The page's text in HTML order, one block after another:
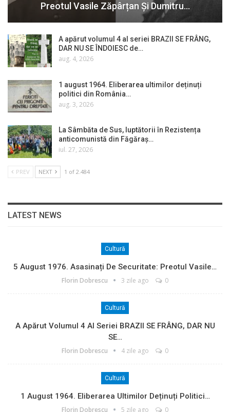
Preotul Vasile Zăpârțan Și Dumitru…
A apărut volumul 4 al seriei BRAZII SE FRÂNG,
DAR NU SE ÎNDOIESC de…
aug. 4, 2026
1 august 1964. Eliberarea ultimilor deținuți
politici din România…
aug. 3, 2026
La Sâmbăta de Sus, luptătorii în Rezistența
anticomunistă din Făgăraș…
iul. 27, 2026
PREV NEXT 1 of 2.484
LATEST NEWS
Cultură
5 August 1976. Asasinați De Securitate: Preotul Vasile…
Florin Dobrescu 3 zile ago 0
Cultură
A Apărut Volumul 4 Al Seriei BRAZII SE FRÂNG, DAR NU
SE…
Florin Dobrescu 4 zile ago 0
Cultură
1 August 1964. Eliberarea Ultimilor Deținuți Politici…
Florin Dobrescu 5 zile ago 0